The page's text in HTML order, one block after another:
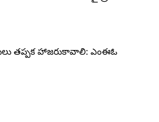
తప్పక హాజరుకావాలి: ఎంఈఓ